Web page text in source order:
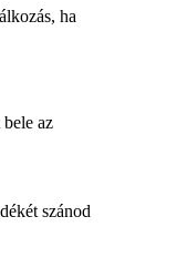
ha
az
szánod